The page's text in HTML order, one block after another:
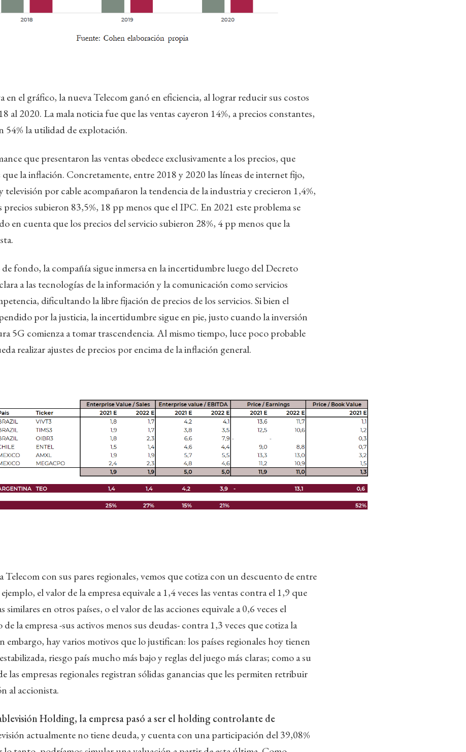
en el gráfico, la nueva Telecom ganó en eficiencia, al lograr reducir sus costos
al 2020. La mala noticia fue que las ventas cayeron 14%, a precios constantes,
54% la utilidad de explotación.
que presentaron las ventas obedece exclusivamente a los precios, que
la inflación. Concretamente, entre 2018 y 2020 las líneas de internet fijo,
televisión por cable acompañaron la tendencia de la industria y crecieron 1,4%,
subieron 83,5%, 18 pp menos que el IPC. En 2021 este problema se
en cuenta que los precios del servicio subieron 28%, 4 pp menos que la
fondo, la compañía sigue inmersa en la incertidumbre luego del Decreto
a las tecnologías de la información y la comunicación como servicios
dificultando la libre fijación de precios de los servicios. Si bien el
por la justicia, la incertidumbre sigue en pie, justo cuando la inversión
5G comienza a tomar trascendencia. Al mismo tiempo, luce poco probable
realizar ajustes de precios por encima de la inflación general.
Telecom con sus pares regionales, vemos que cotiza con un descuento de entre
el valor de la empresa equivale a 1,4 veces las ventas contra el 1,9 que
similares en otros países, o el valor de las acciones equivale a 0,6 veces el
la empresa -sus activos menos sus deudas- contra 1,3 veces que cotiza la
embargo, hay varios motivos que lo justifican: los países regionales hoy tienen
riesgo país mucho más bajo y reglas del juego más claras; como a su
las empresas regionales registran sólidas ganancias que les permiten retribuir
al accionista.
Holding, la empresa pasó a ser el holding controlante de
actualmente no tiene deuda, y cuenta con una participación del 39,08%